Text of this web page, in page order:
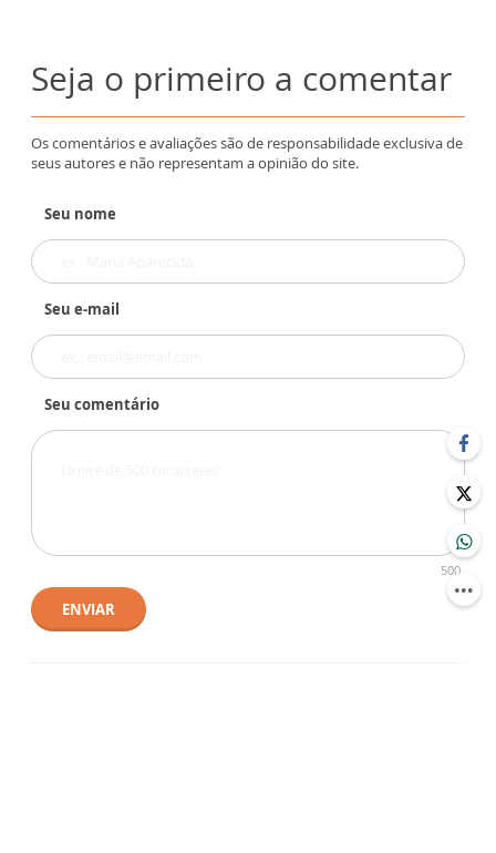
Seja o primeiro a comentar
Os comentários e avaliações são de responsabilidade exclusiva de
seus autores e não representam a opinião do site.
Seu nome
Seu e-mail
Seu comentário
500
ENVIAR